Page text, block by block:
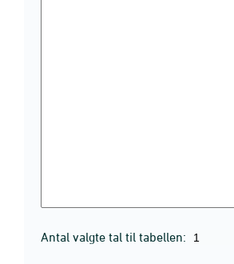
Antal valgte tal til tabellen: